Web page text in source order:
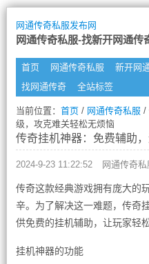
网通传奇私服发布网
网通传奇私服-找新开网通传
首页 网通传奇私服 新开网
找网通传奇
全站标签
当前位置： 首页/ 网通传奇私服 /
级，攻克难关轻松无烦恼
传奇挂机神器：免费辅助
2024-9-23 11:22:52 网通传奇私
传奇这款经典游戏拥有庞大的
辛。为了解决这一难题，传奇
供免费的挂机辅助，让玩家轻
挂机神器的功能